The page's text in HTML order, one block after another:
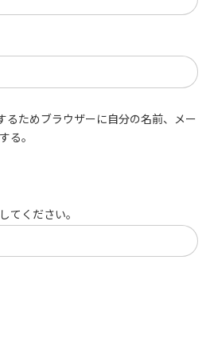
るためブラウザーに自分の名前、メー
る。
てください。